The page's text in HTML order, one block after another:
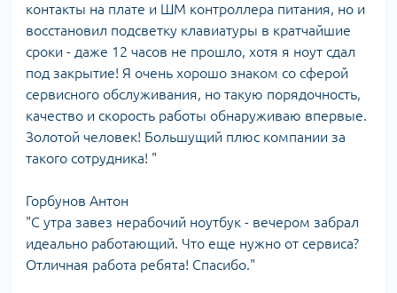
контакты на плате и ШМ контроллера питания, но и
восстановил подсветку клавиатуры в кратчайшие
сроки - даже 12 часов не прошло, хотя я ноут сдал
под закрытие! Я очень хорошо знаком со сферой
сервисного обслуживания, но такую порядочность,
качество и скорость работы обнаруживаю впервые.
Золотой человек! Большущий плюс компании за
такого сотрудника! "
Горбунов Антон
"С утра завез нерабочий ноутбук - вечером забрал
идеально работающий. Что еще нужно от сервиса?
Отличная работа ребята! Спасибо."